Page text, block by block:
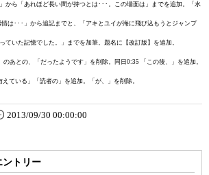
から「 あれほど長い間が持つとは･･･。この場面は」 までを追加。「 水
は･･･」から追記までと、「 アキとユイが海に飛び込もうとジャンプ
ていた記憶でした。 」までを加筆。題名に【改訂版】を追加。
あとの、「だったようです」を削除。同日0:35 「この後、」を追加。
ている」「読者の」を追加。「が、」を削除。
2013/09/30 00:00:00
ントリー